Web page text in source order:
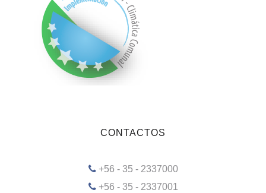
CONTACTOS
+56 - 35 - 2337000
+56 - 35 - 2337001